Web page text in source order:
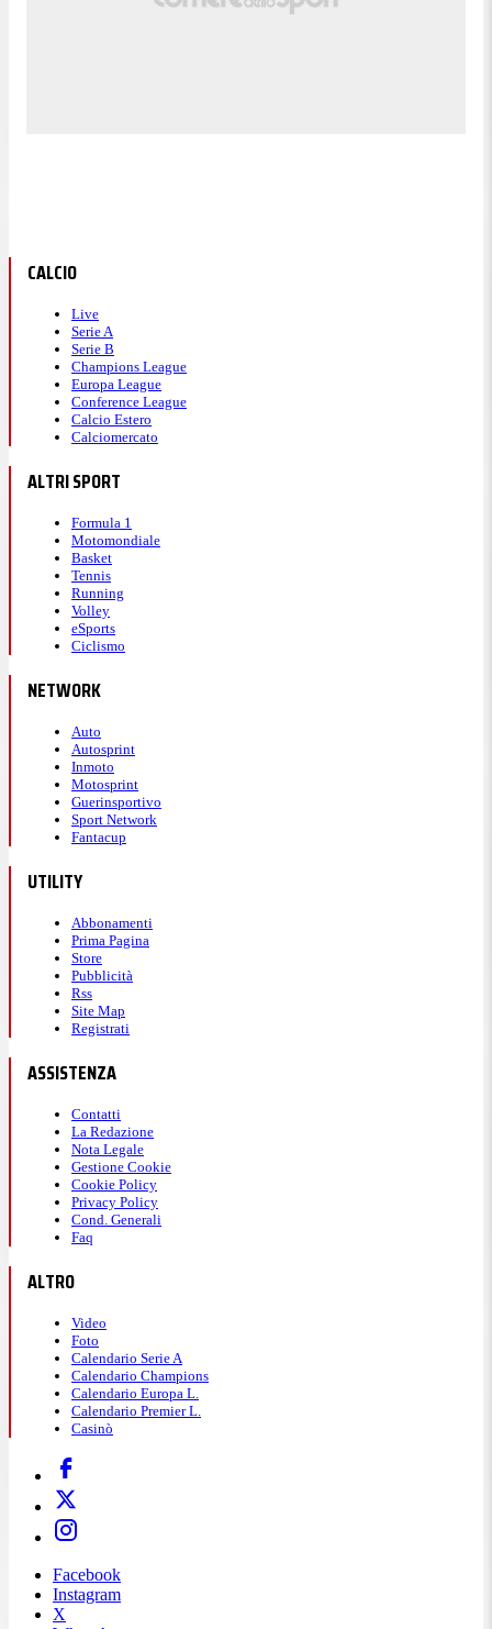
CALCIO
Live
Serie A
Serie B
Champions League
Europa League
Conference League
Calcio Estero
Calciomercato
ALTRI SPORT
Formula 1
Motomondiale
Basket
Tennis
Running
Volley
eSports
Ciclismo
NETWORK
Auto
Autosprint
Inmoto
Motosprint
Guerinsportivo
Sport Network
Fantacup
UTILITY
Abbonamenti
Prima Pagina
Store
Pubblicità
Rss
Site Map
Registrati
ASSISTENZA
Contatti
La Redazione
Nota Legale
Gestione Cookie
Cookie Policy
Privacy Policy
Cond. Generali
Faq
ALTRO
Video
Foto
Calendario Serie A
Calendario Champions
Calendario Europa L.
Calendario Premier L.
Casinò
Facebook
Instagram
X